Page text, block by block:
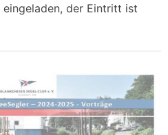
der Eintritt ist